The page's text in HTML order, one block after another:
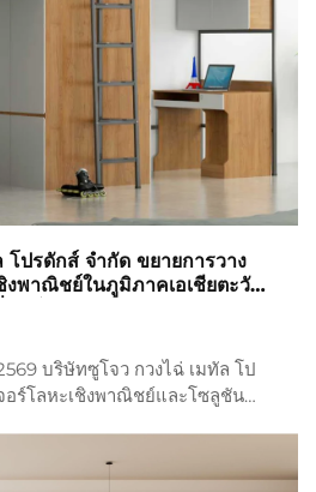
ปรดักส์ จำกัด ขยายการวาง
งพาณิชย์ในภูมิภาคเอเชียตะวัน
วยโซลูชันเฟอร์นิเจอร์โลหะที่
บริษัทซูโจว กวงไฉ่ เมทัล โป
อร์โลหะเชิงพาณิชย์และโซลูชัน
ยตะวันออกเฉียงใต้...